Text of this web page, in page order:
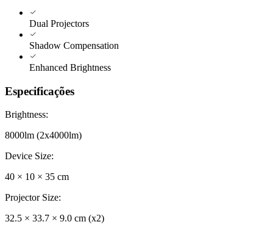
Dual Projectors
Shadow Compensation
Enhanced Brightness
Especificações
Brightness:
8000lm (2x4000lm)
Device Size:
40 × 10 × 35 cm
Projector Size:
32.5 × 33.7 × 9.0 cm (x2)